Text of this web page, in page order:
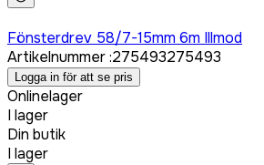
Fönsterdrev 58/7-15mm 6m Illmod
Artikelnummer:275493275493
Logga in för att se pris
Onlinelager
I lager
Din butik
I lager